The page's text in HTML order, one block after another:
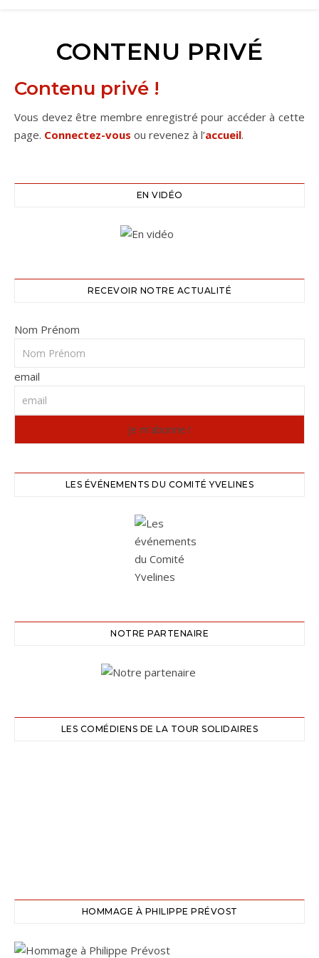
CONTENU PRIVÉ
Contenu privé !
Vous devez être membre enregistré pour accéder à cette
page. Connectez-vous ou revenez à l’accueil.
EN VIDÉO
RECEVOIR NOTRE ACTUALITÉ
Nom Prénom
email
LES ÉVÉNEMENTS DU COMITÉ YVELINES
NOTRE PARTENAIRE
LES COMÉDIENS DE LA TOUR SOLIDAIRES
HOMMAGE À PHILIPPE PRÉVOST